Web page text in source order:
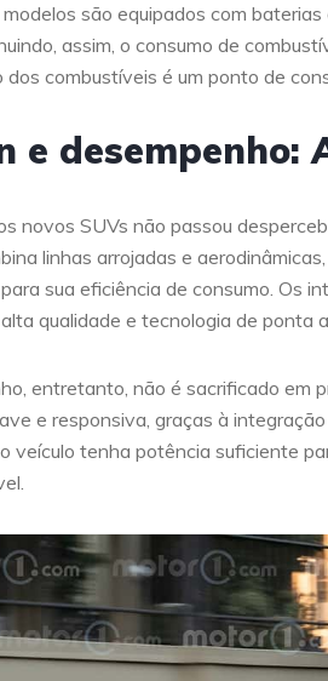
são equipados com
assim, o consumo de
dos combustíveis é um ponto de
e
novos SUVs não passou
linhas arrojadas e
sua eficiência de consumo. Os
qualidade e tecnologia de ponta
entretanto, não é sacrificado em
e responsiva, graças à
veículo tenha potência suficiente